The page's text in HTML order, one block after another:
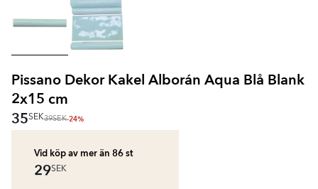
Pissano Dekor Kakel Alborán Aqua Blå Blank
2x15 cm
35SEK39SEK-24%
Vid köp av mer än 86st
29SEK